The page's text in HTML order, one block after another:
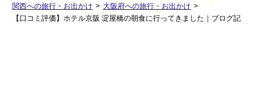
関西への旅行・お出かけ > 大阪府への旅行・お出かけ >
【口コミ評価】ホテル京阪 淀屋橋の朝食に行ってきました｜ブログ記